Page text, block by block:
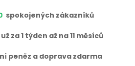
spokojených zákazníků
za 1 týden až na 11 měsíců
peněz a doprava zdarma